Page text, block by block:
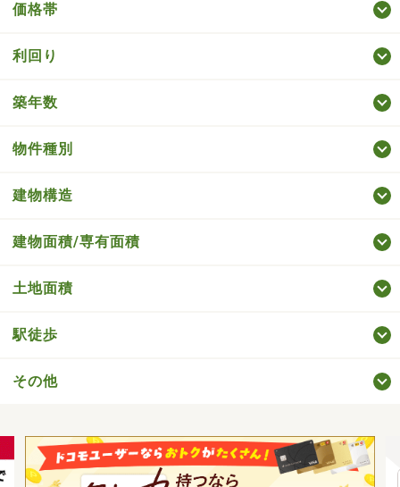
価格帯
利回り
築年数
物件種別
建物構造
建物面積/専有面積
土地面積
駅徒歩
その他